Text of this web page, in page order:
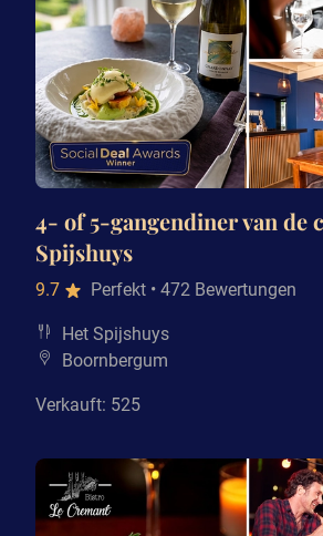
4- of 5-gangendiner van de
Spijshuys
9.7 Perfekt • 472 Bewertungen
Het Spijshuys
Boornbergum
Verkauft: 525